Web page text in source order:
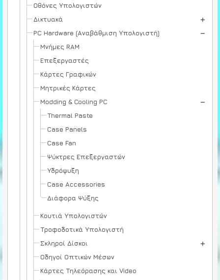
Οθόνες Υπολογιστών
Δικτυακά
PC Hardware (Αναβάθμιση Υπολογιστή)
Μνήμες RAM
Επεξεργαστές
Κάρτες Γραφικών
Μητρικές Κάρτες
Modding & Cooling PC
Thermal Paste
Case Panels
Case Fan
Ψύκτρες Επεξεργαστών
Υδρόψυξη
Case Accessories
Διάφορα Ψύξης
Κουτιά Υπολογιστών
Τροφοδοτικά Υπολογιστή
Σκληροί Δίσκοι
Οδηγοί Οπτικών Μέσων
Κάρτες Τηλεόρασης και Video